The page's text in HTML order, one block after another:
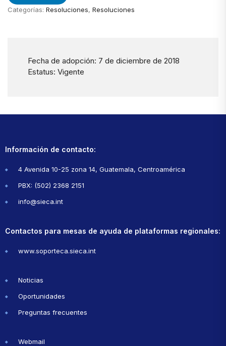
Categorías: Resoluciones, Resoluciones
Fecha de adopción: 7 de diciembre de 2018
Estatus: Vigente
Información de contacto:
4 Avenida 10-25 zona 14, Guatemala, Centroamérica
PBX: (502) 2368 2151
info@sieca.int
Contactos para mesas de ayuda de plataformas regionales:
www.soporteca.sieca.int
Noticias
Oportunidades
Preguntas frecuentes
Webmail